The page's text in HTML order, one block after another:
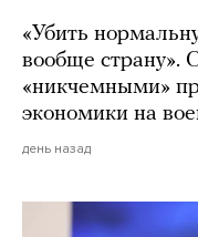
«Убить
вообще страну».
«никчемными»
экономики на
день назад